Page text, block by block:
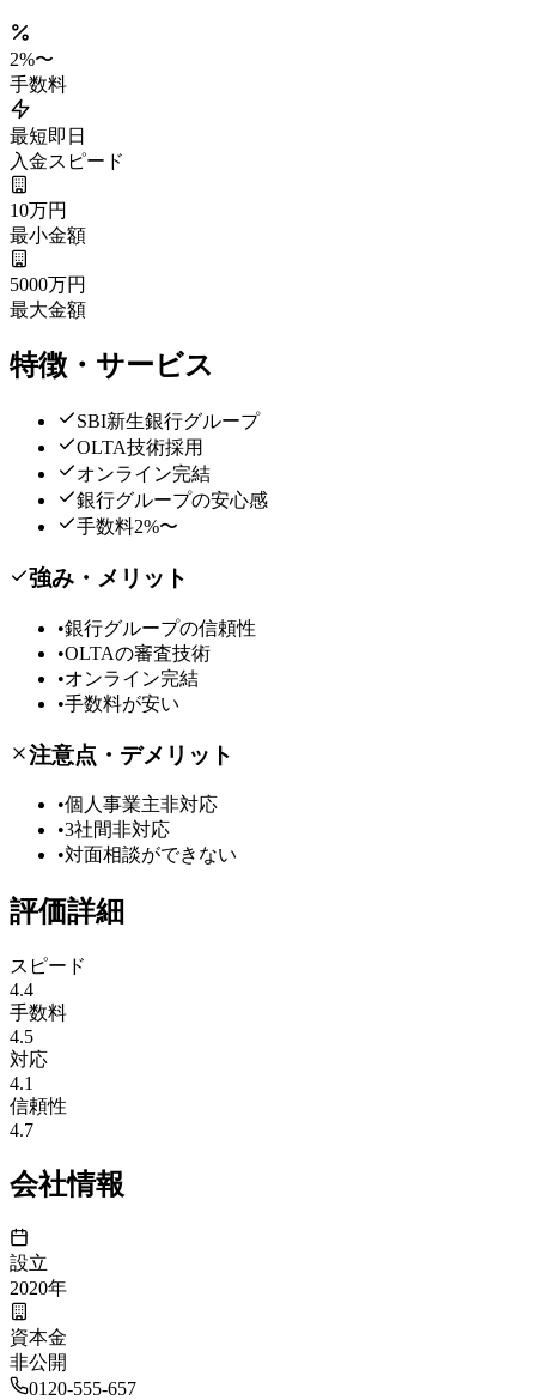
2%〜
手数料
最短即日
入金スピード
10万円
最小金額
5000万円
最大金額
特徴・サービス
SBI新生銀行グループ
OLTA技術採用
オンライン完結
銀行グループの安心感
手数料2%〜
強み・メリット
•銀行グループの信頼性
•OLTAの審査技術
•オンライン完結
•手数料が安い
注意点・デメリット
•個人事業主非対応
•3社間非対応
•対面相談ができない
評価詳細
スピード
4.4
手数料
4.5
対応
4.1
信頼性
4.7
会社情報
設立
2020年
資本金
非公開
0120-555-657